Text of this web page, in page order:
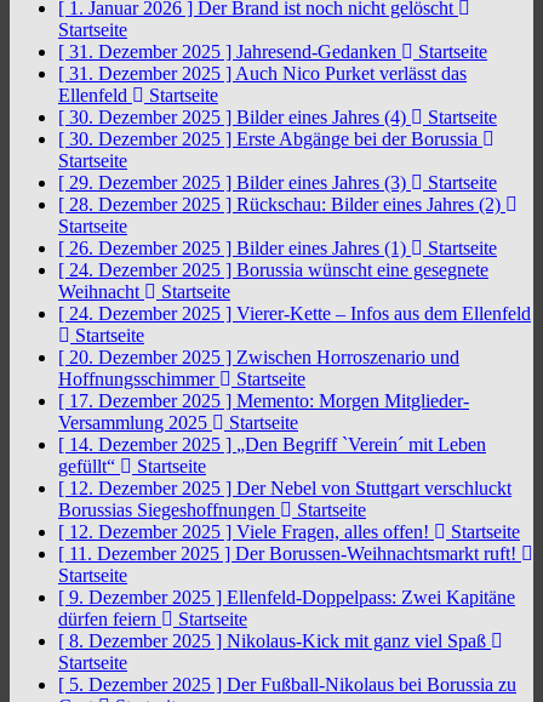
[ 1. Januar 2026 ] Der Brand ist noch nicht gelöscht
Startseite
[ 31. Dezember 2025 ] Jahresend-Gedanken
Startseite
[ 31. Dezember 2025 ] Auch Nico Purket verlässt das
Ellenfeld
Startseite
[ 30. Dezember 2025 ] Bilder eines Jahres (4)
Startseite
[ 30. Dezember 2025 ] Erste Abgänge bei der Borussia
Startseite
[ 29. Dezember 2025 ] Bilder eines Jahres (3)
Startseite
[ 28. Dezember 2025 ] Rückschau: Bilder eines Jahres (2)
Startseite
[ 26. Dezember 2025 ] Bilder eines Jahres (1)
Startseite
[ 24. Dezember 2025 ] Borussia wünscht eine gesegnete
Weihnacht
Startseite
[ 24. Dezember 2025 ] Vierer-Kette – Infos aus dem Ellenfeld
Startseite
[ 20. Dezember 2025 ] Zwischen Horroszenario und
Hoffnungsschimmer
Startseite
[ 17. Dezember 2025 ] Memento: Morgen Mitglieder-
Versammlung 2025
Startseite
[ 14. Dezember 2025 ] „Den Begriff `Verein´ mit Leben
gefüllt“
Startseite
[ 12. Dezember 2025 ] Der Nebel von Stuttgart verschluckt
Borussias Siegeshoffnungen
Startseite
[ 12. Dezember 2025 ] Viele Fragen, alles offen!
Startseite
[ 11. Dezember 2025 ] Der Borussen-Weihnachtsmarkt ruft!
Startseite
[ 9. Dezember 2025 ] Ellenfeld-Doppelpass: Zwei Kapitäne
dürfen feiern
Startseite
[ 8. Dezember 2025 ] Nikolaus-Kick mit ganz viel Spaß
Startseite
[ 5. Dezember 2025 ] Der Fußball-Nikolaus bei Borussia zu